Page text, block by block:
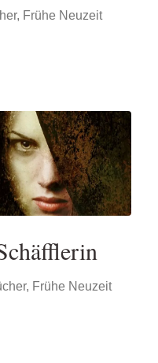
, Frühe Neuzeit
, Frühe Neuzeit